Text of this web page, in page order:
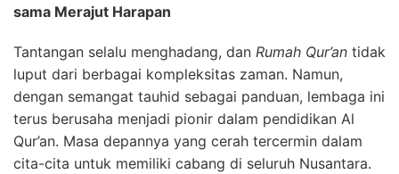
sama Merajut Harapan
Tantangan selalu menghadang, dan Rumah Qur’an tidak
luput dari berbagai kompleksitas zaman. Namun,
dengan semangat tauhid sebagai panduan, lembaga ini
terus berusaha menjadi pionir dalam pendidikan Al
Qur’an. Masa depannya yang cerah tercermin dalam
cita-cita untuk memiliki cabang di seluruh Nusantara.